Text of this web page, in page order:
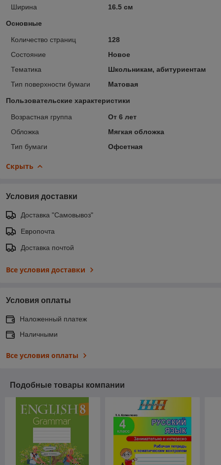
Ширина
16.5 см
Основные
Количество страниц
128
Состояние
Новое
Тематика
Школьникам, абитуриентам
Тип поверхности бумаги
Матовая
Пользовательские характеристики
Возрастная группа
От 6 лет
Обложка
Мягкая обложка
Тип бумаги
Офсетная
Скрыть
Условия доставки
Доставка "Самовывоз"
Европочта
Доставка почтой
Все условия доставки
Условия оплаты
Наложенный платеж
Наличными
Все условия оплаты
Подобные товары компании